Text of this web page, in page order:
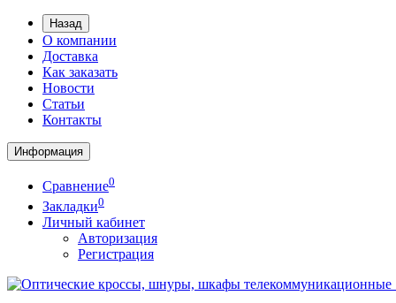
Назад
О компании
Доставка
Как заказать
Новости
Статьи
Контакты
Информация
Сравнение0
Закладки0
Личный кабинет
Авторизация
Регистрация